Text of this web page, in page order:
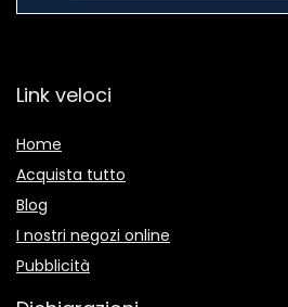
Link veloci
Home
Acquista tutto
Blog
I nostri negozi online
Pubblicità